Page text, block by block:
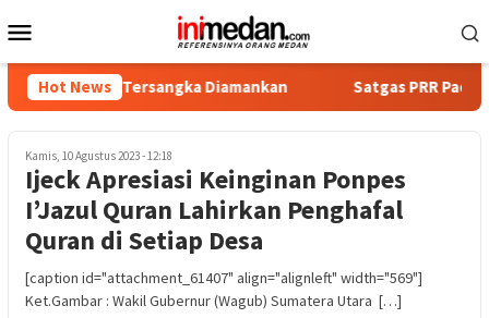
ke
Mobile
Hot News
Tersangka Diamankan Satgas PRR Pacu Realisasi
Kamis, 10 Agustus 2023 - 12:18
Ijeck Apresiasi Keinginan Ponpes
I’Jazul Quran Lahirkan Penghafal
Quran di Setiap Desa
[caption id="attachment_61407" align="alignleft" width="569"]
Ket.Gambar : Wakil Gubernur (Wagub) Sumatera Utara […]